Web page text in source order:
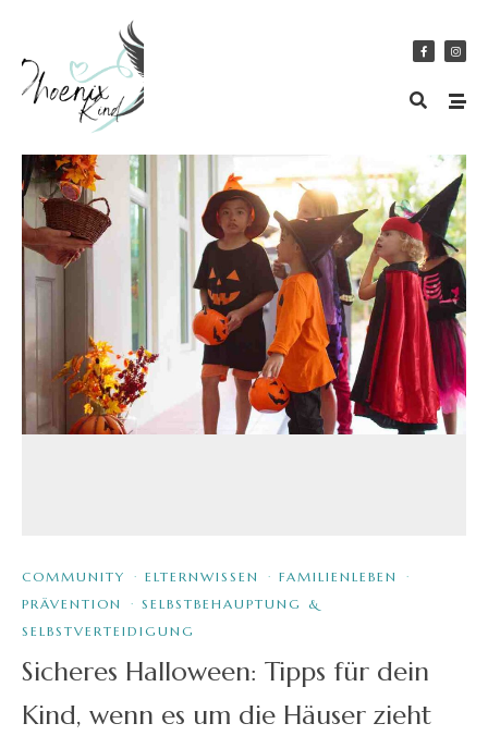
COMMUNITY · ELTERNWISSEN · FAMILIENLEBEN
·
PRÄVENTION
· SELBSTBEHAUPTUNG &
SELBSTVERTEIDIGUNG
Sicheres Halloween: Tipps für dein
Kind, wenn es um die Häuser zieht